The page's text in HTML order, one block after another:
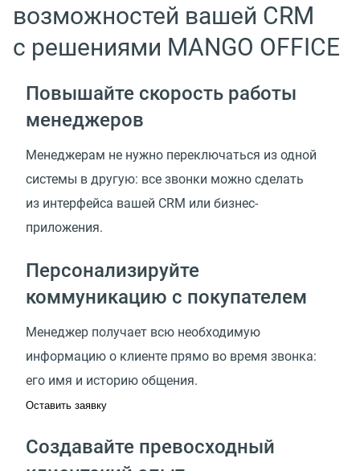
возможностей вашей CRM
с решениями MANGO OFFICE
Повышайте скорость работы
менеджеров
Менеджерам не нужно переключаться из одной
системы в другую: все звонки можно сделать
из интерфейса вашей CRM или бизнес-
приложения.
Персонализируйте
коммуникацию с покупателем
Менеджер получает всю необходимую
информацию о клиенте прямо во время звонка:
его имя и историю общения.
Оставить заявку
Создавайте превосходный